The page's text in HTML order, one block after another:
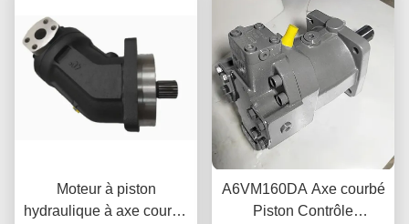
Moteur à piston
hydraulique à axe courbé
A6VM160DA Axe courbé
Piston Contrôle